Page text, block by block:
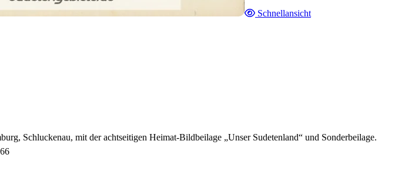
Schnellansicht
Schluckenau, mit der achtseitigen Heimat-Bildbeilage „Unser Sudetenland“ und Sonderbeilage.